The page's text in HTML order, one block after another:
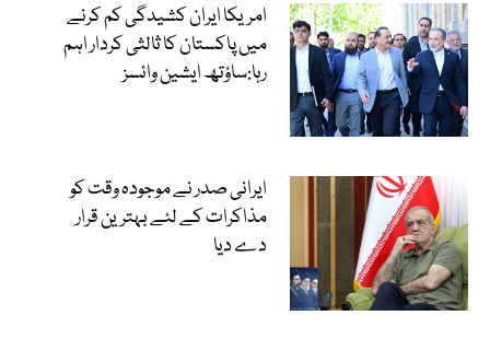
امریکا ایران کشیدگی کم کرنے
میں پاکستان کا ثالثی کردار اہم
رہا:ساؤتھ ایشین وائسز
ایرانی صدر نے موجودہ وقت کو
مذاکرات کے لئے بہترین قرار
دے دیا